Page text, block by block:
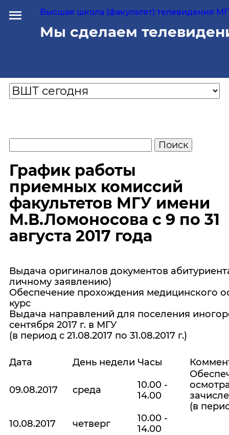
Высшая школа (факультет) телевидения
Мы сделаем
График работы
приемных комиссий
факультетов МГУ имени
М.В.Ломоносова c 9 по 31
августа 2017 года
Выдача оригиналов документов
личному заявлению)
Обеспечение прохождения медицинского
курс
Выдача направлений для поселения
сентября 2017 г. в МГУ
(в период с 21.08.2017 по 31.08.2017 г.)
Дата День недели Часы
09.08.2017 среда
10.00 -
14.00
(в
10.08.2017
четверг
10.00 -
14.00